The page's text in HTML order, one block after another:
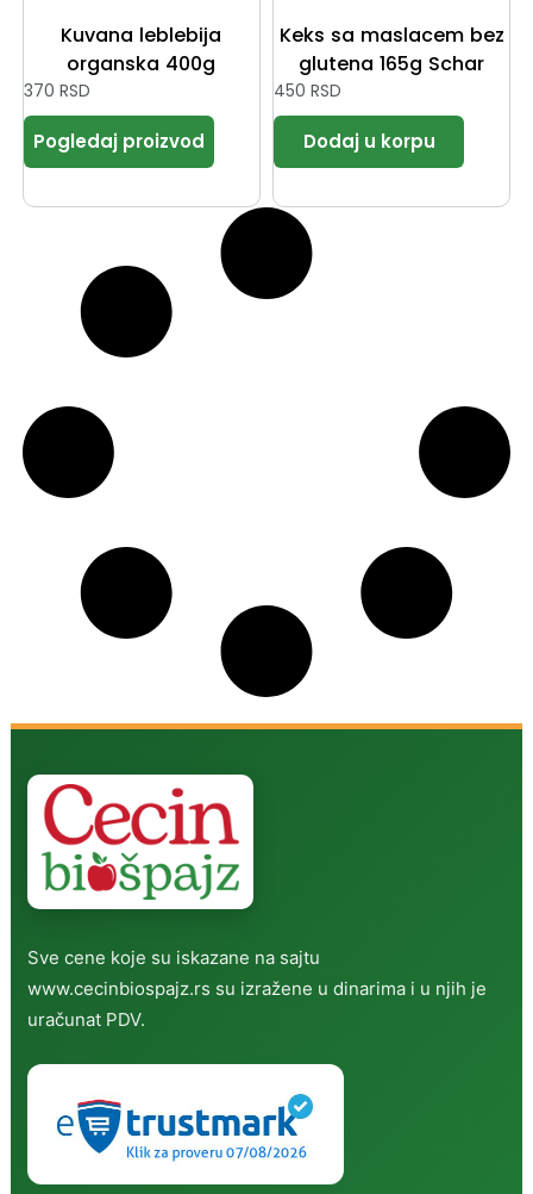
Kuvana leblebija
organska 400g
370 RSD
Keks sa maslacem bez
glutena 165g Schar
450 RSD
Sve cene koje su iskazane na sajtu
www.cecinbiospajz.rs su izražene u dinarima i u njih je
uračunat PDV.